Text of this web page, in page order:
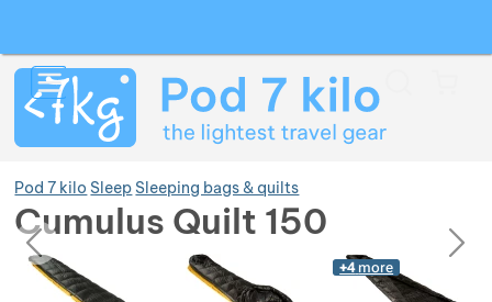
Pod 7 kilo Sleep Sleeping bags & quilts
Cumulus Quilt 150
Photos
previousnext
Photos +4 more
Show more